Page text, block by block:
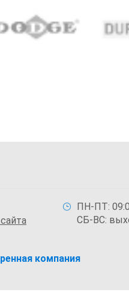
ПН-ПТ:
СБ-ВС:
компания